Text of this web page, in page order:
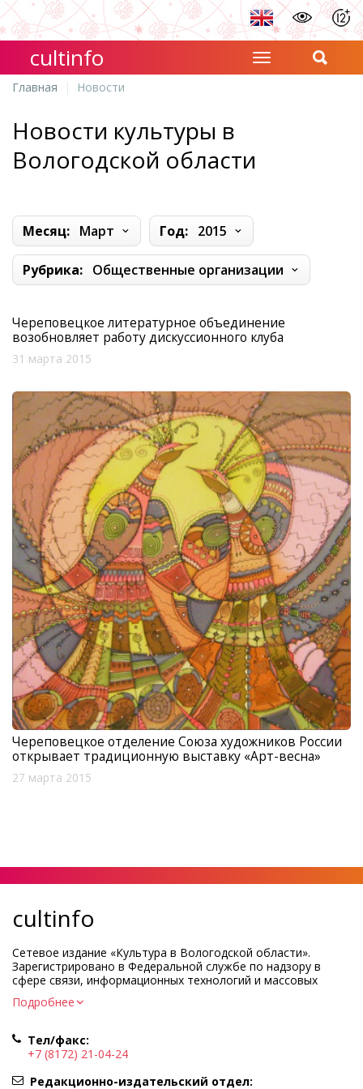
cultinfo
Главная Новости
Новости культуры в
Вологодской области
Месяц: Март Год: 2015
Рубрика: Общественные организации
Череповецкое литературное объединение
возобновляет работу дискуссионного клуба
31 марта 2015
Череповецкое отделение Союза художников России
открывает традиционную выставку «Арт-весна»
27 марта 2015
cultinfo
Сетевое издание «Культура в Вологодской области».
Зарегистрировано в Федеральной службе по надзору в
сфере связи, информационных технологий и массовых
коммуникаций.
Регистрационный номер и дата принятия решения о
Учредитель КУ ВО «Информационно-аналитический центр
культуры»
Адрес учредителя и редакции: 160000, Вологодская обл., г.
Подробнее
Тел/факс:
+7 (8172) 21-04-24
Редакционно-издательский отдел: